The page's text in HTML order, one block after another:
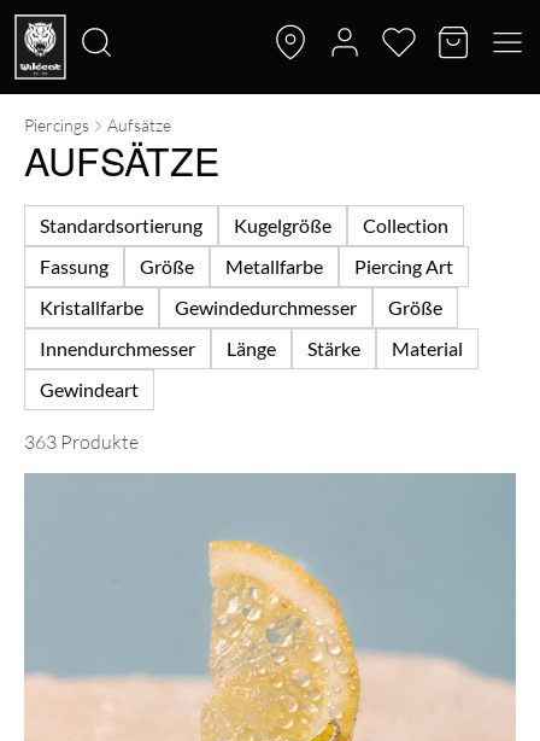
Suche
nach:
Piercings Aufsätze
AUFSÄTZE
Standardsortierung Kugelgröße
Collection
Fassung
Größe Metallfarbe
Piercing Art
Kristallfarbe
Gewindedurchmesser
Größe
Innendurchmesser
Länge Stärke
Material
Gewindeart
363 Produkte